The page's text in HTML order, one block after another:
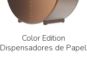
Color Edition
Dispensadores de Papel